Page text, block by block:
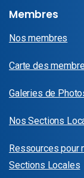
Membres
Nos membres
Carte des
Galeries de
Nos Sections
Ressources pour
Sections Locales